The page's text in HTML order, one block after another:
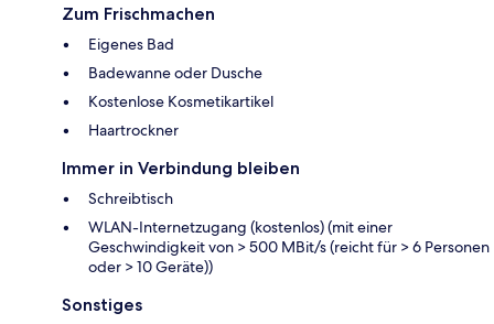
Zum Frischmachen
Eigenes Bad
Badewanne oder Dusche
Kostenlose Kosmetikartikel
Haartrockner
Immer in Verbindung bleiben
Schreibtisch
WLAN-Internetzugang (kostenlos) (mit einer
Geschwindigkeit von > 500 MBit/s (reicht für > 6 Personen
oder > 10 Geräte))
Sonstiges